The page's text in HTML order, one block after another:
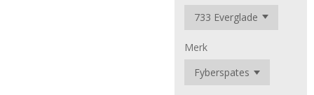
Merk